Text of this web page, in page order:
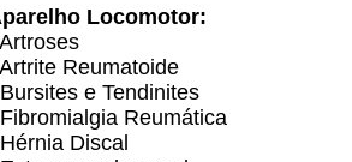
Locomotor:
Reumatoide
e Tendinites
Reumática
Discal